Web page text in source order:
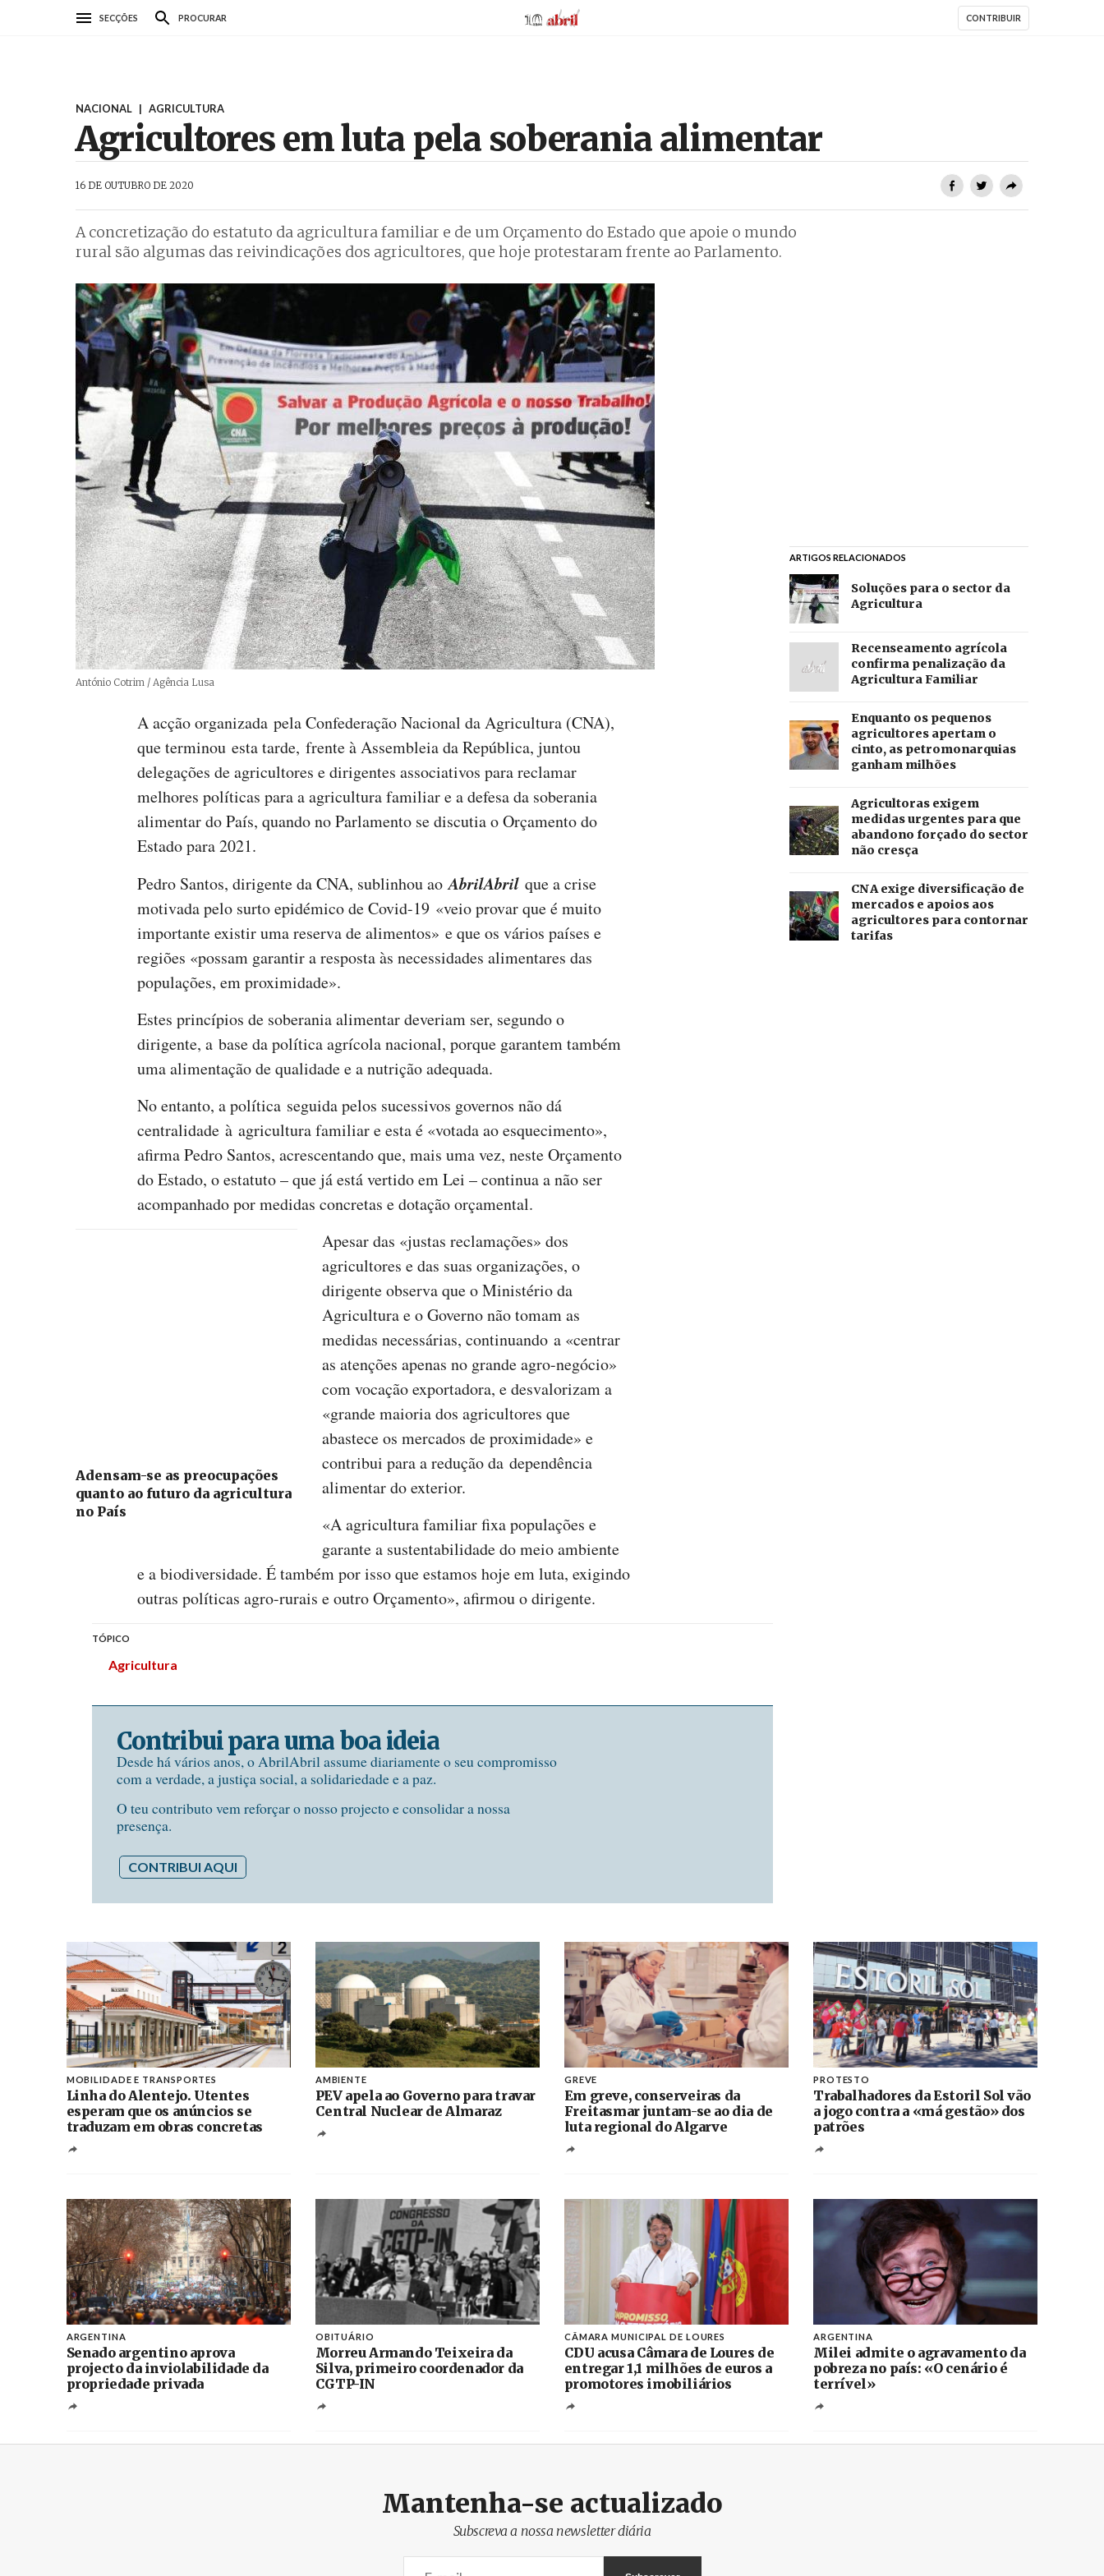
SECÇÕES PROCURAR AbrilAbril CONTRIBUIR
NACIONAL | AGRICULTURA
Agricultores em luta pela soberania alimentar
16 DE OUTUBRO DE 2020
A concretização do estatuto da agricultura familiar e de um Orçamento do Estado que apoie o mundo
rural são algumas das reivindicações dos agricultores, que hoje protestaram frente ao Parlamento.
Créditos
António Cotrim / Agência Lusa
A acção organizada pela Confederação Nacional da Agricultura (CNA),
que terminou esta tarde, frente à Assembleia da República, juntou
delegações de agricultores e dirigentes associativos para reclamar
melhores políticas para a agricultura familiar e a defesa da soberania
alimentar do País, quando no Parlamento se discutia o Orçamento do
Estado para 2021.
Pedro Santos, dirigente da CNA, sublinhou aoAbrilAbril que a crise
motivada pelo surto epidémico de Covid-19 «veio provar que é muito
importante existir uma reserva de alimentos» e que os vários países e
regiões «possam garantir a resposta às necessidades alimentares das
populações, em proximidade».
Estes princípios de soberania alimentar deveriam ser, segundo o
dirigente, a base da política agrícola nacional, porque garantem também
uma alimentação de qualidade e a nutrição adequada.
No entanto, a política seguida pelos sucessivos governos não dá
centralidade à agricultura familiar e esta é «votada ao esquecimento»,
afirma Pedro Santos, acrescentando que, mais uma vez, neste Orçamento
do Estado, o estatuto – que já está vertido em Lei – continua a não ser
acompanhado por medidas concretas e dotação orçamental.
Adensam-se as preocupações
quanto ao futuro da agricultura
no País
Apesar das «justas reclamações» dos
agricultores e das suas organizações, o
dirigente observa que o Ministério da
Agricultura e o Governo não tomam as
medidas necessárias, continuando a «centrar
as atenções apenas no grande agro-negócio»
com vocação exportadora, e desvalorizam a
«grande maioria dos agricultores que
abastece os mercados de proximidade» e
contribui para a redução da dependência
alimentar do exterior.
«A agricultura familiar fixa populações e
garante a sustentabilidade do meio ambiente
e a biodiversidade. É também por isso que estamos hoje em luta, exigindo
outras políticas agro-rurais e outro Orçamento», afirmou o dirigente.
TÓPICO
Agricultura
Contribui para uma boa ideia
Desde há vários anos, o AbrilAbril assume diariamente o seu compromisso
com a verdade, a justiça social, a solidariedade e a paz.
O teu contributo vem reforçar o nosso projecto e consolidar a nossa
presença.
CONTRIBUI AQUI
ARTIGOS RELACIONADOS
Soluções para o sector da
Agricultura
Recenseamento agrícola
confirma penalização da
Agricultura Familiar
Enquanto os pequenos
agricultores apertam o
cinto, as petromonarquias
ganham milhões
Agricultoras exigem
medidas urgentes para que
abandono forçado do sector
não cresça
CNA exige diversificação de
mercados e apoios aos
agricultores para contornar
tarifas
MOBILIDADE E TRANSPORTES
Linha do Alentejo. Utentes
esperam que os anúncios se
traduzam em obras concretas
AMBIENTE
PEV apela ao Governo para travar
Central Nuclear de Almaraz
GREVE
Em greve, conserveiras da
Freitasmar juntam-se ao dia de
luta regional do Algarve
PROTESTO
Trabalhadores da Estoril Sol vão
a jogo contra a «má gestão» dos
patrões
ARGENTINA
Senado argentino aprova
projecto da inviolabilidade da
propriedade privada
OBITUÁRIO
Morreu Armando Teixeira da
Silva, primeiro coordenador da
CGTP-IN
CÂMARA MUNICIPAL DE LOURES
CDU acusa Câmara de Loures de
entregar 1,1 milhões de euros a
promotores imobiliários
ARGENTINA
Milei admite o agravamento da
pobreza no país: «O cenário é
terrível»
Mantenha-se actualizado
Subscreva a nossa newsletter diária